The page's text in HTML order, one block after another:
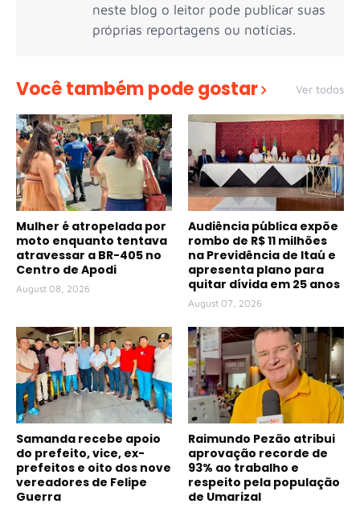
neste blog o leitor pode publicar suas
próprias reportagens ou notícias.
Você também pode gostar Ver todos
Mulher é atropelada por
moto enquanto tentava
atravessar a BR-405 no
Centro de Apodi
August 08, 2026
Audiência pública expõe
rombo de R$ 11 milhões
na Previdência de Itaú e
apresenta plano para
quitar dívida em 25 anos
August 07, 2026
Samanda recebe apoio
do prefeito, vice, ex-
prefeitos e oito dos nove
vereadores de Felipe
Guerra
Raimundo Pezão atribui
aprovação recorde de
93% ao trabalho e
respeito pela população
de Umarizal